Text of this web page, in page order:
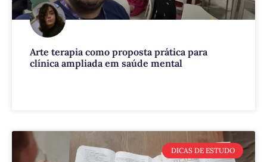
Arte terapia como proposta prática para
clínica ampliada em saúde mental
DICAS DE ESTUDO